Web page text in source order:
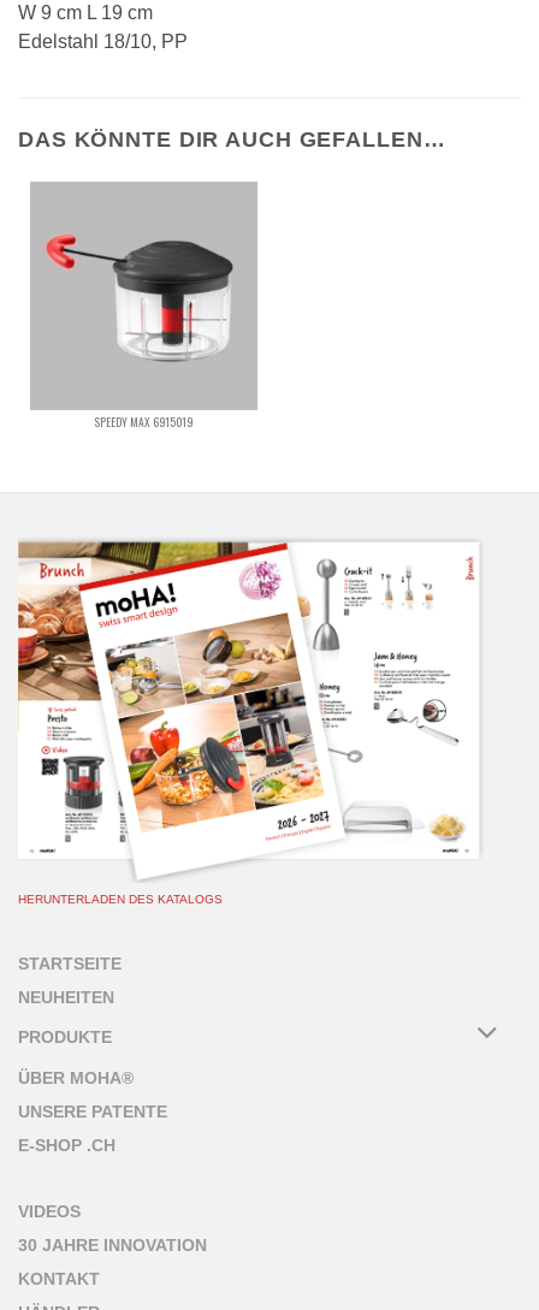
W 9 cm L 19 cm
Edelstahl 18/10, PP
DAS KÖNNTE DIR AUCH GEFALLEN…
SPEEDY MAX 6915019
HERUNTERLADEN DES KATALOGS
STARTSEITE
NEUHEITEN
PRODUKTE
ÜBER MOHA®
UNSERE PATENTE
E-SHOP .CH
VIDEOS
30 JAHRE INNOVATION
KONTAKT